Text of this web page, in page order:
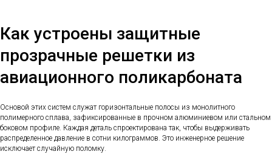
Как устроены защитные
прозрачные решетки из
авиационного поликарбоната
Основой этих систем служат горизонтальные полосы из монолитного
полимерного сплава, зафиксированные в прочном алюминиевом или стальном
боковом профиле. Каждая деталь спроектирована так, чтобы выдерживать
распределенное давление в сотни килограммов. Это инженерное решение
исключает случайную поломку.